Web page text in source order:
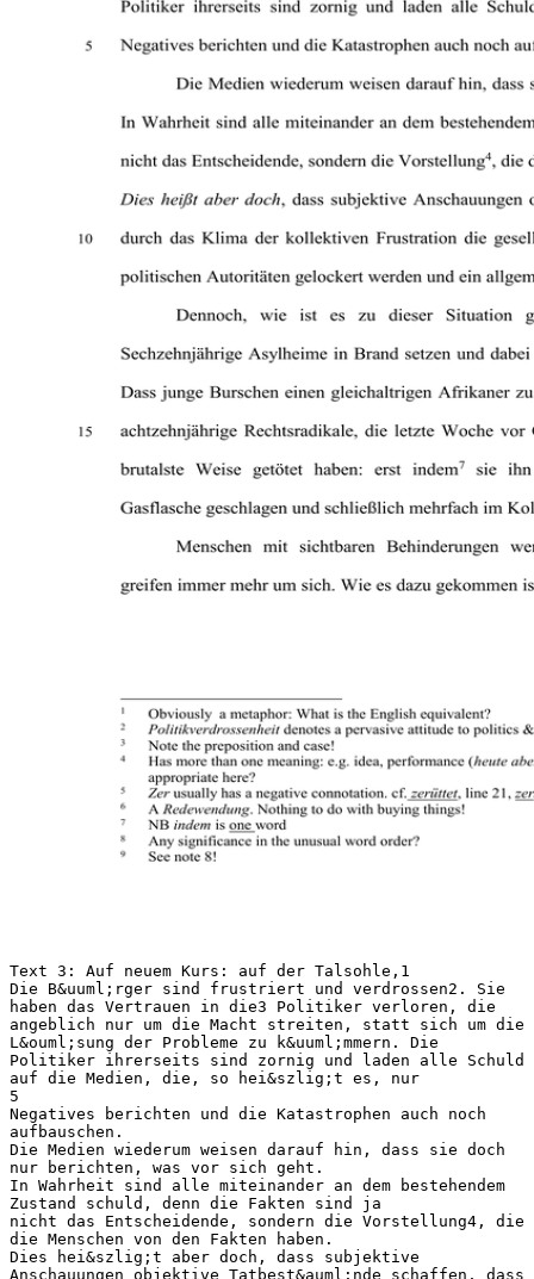
Text 3: Auf neuem Kurs: auf der Talsohle,1
Die B&uuml;rger sind frustriert und verdrossen2. Sie
haben das Vertrauen in die3 Politiker verloren, die
angeblich nur um die Macht streiten, statt sich um die
L&ouml;sung der Probleme zu k&uuml;mmern. Die
Politiker ihrerseits sind zornig und laden alle Schuld
auf die Medien, die, so hei&szlig;t es, nur
5
Negatives berichten und die Katastrophen auch noch
aufbauschen.
Die Medien wiederum weisen darauf hin, dass sie doch
nur berichten, was vor sich geht.
In Wahrheit sind alle miteinander an dem bestehendem
Zustand schuld, denn die Fakten sind ja
nicht das Entscheidende, sondern die Vorstellung4, die
die Menschen von den Fakten haben.
Dies hei&szlig;t aber doch, dass subjektive
Anschauungen objektive Tatbest&auml;nde schaffen, dass